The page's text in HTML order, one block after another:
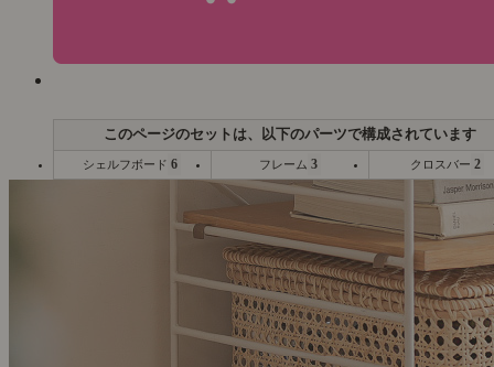
シェルフボード 6 フレーム 3 クロスバー 2